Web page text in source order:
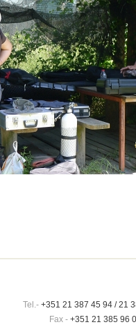
Tel.-+351 21 387 45 94 / 21
Fax - +351 21 385 96